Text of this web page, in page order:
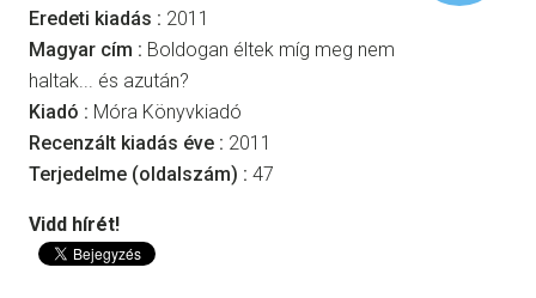
Eredeti kiadás : 2011
Magyar cím : Boldogan éltek míg meg nem
haltak... és azután?
Kiadó : Móra Könyvkiadó
Recenzált kiadás éve : 2011
Terjedelme (oldalszám) : 47
Vidd hírét!